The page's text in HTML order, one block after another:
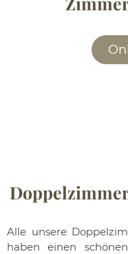
Alle unsere
haben einen